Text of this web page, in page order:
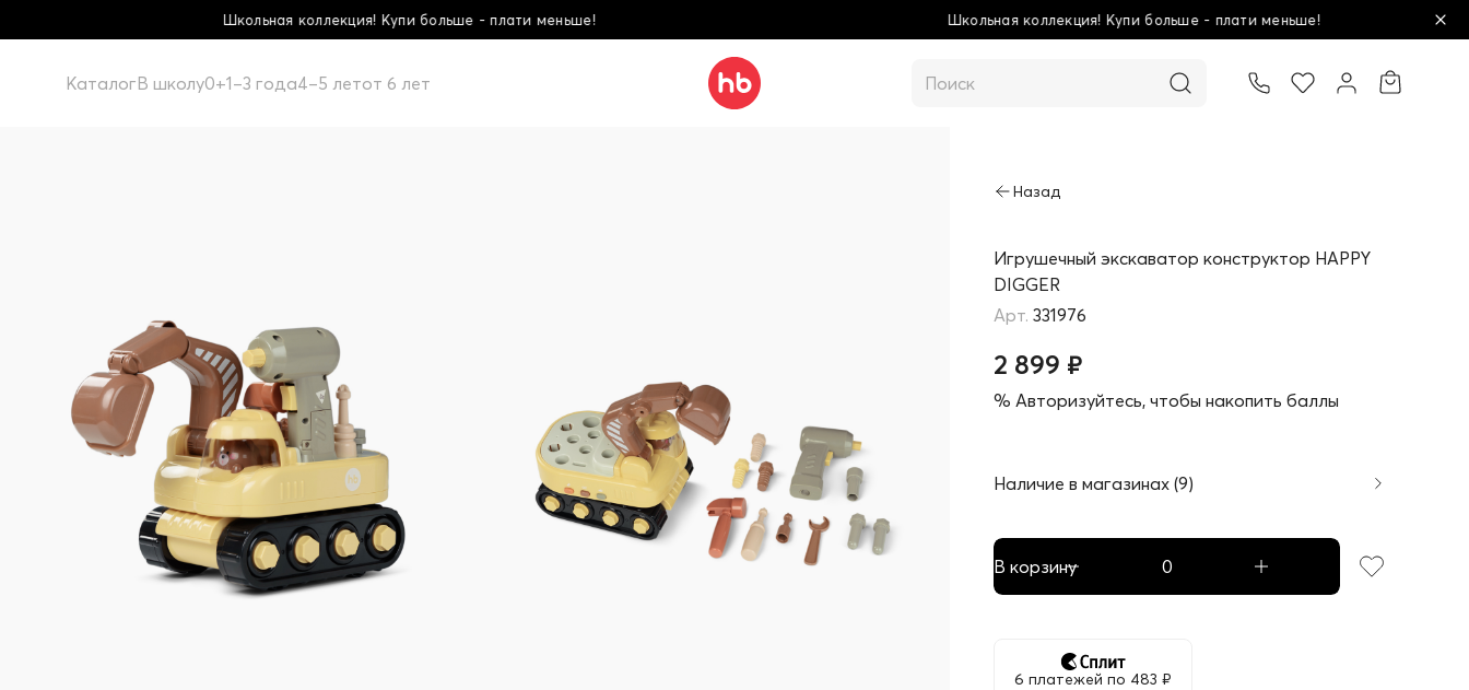
коллекция! Купи больше - плати меньше! Школьная коллекция! Купи больше - плати меньше!
КаталогВ школу0+1–3 года4–5 летот 6 лет
Игрушечный экскаватор конструктор HAPPY
DIGGER
331976
2 899 ₽
% Авторизуйтесь, чтобы накопить баллы
Наличие в магазинах (9)
В корзину
6 платежей по 483 ₽
Товар добавлен в корзину